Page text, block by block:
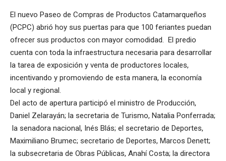
El nuevo Paseo de Compras de Productos Catamarqueños
(PCPC) abrió hoy sus puertas para que 100 feriantes puedan
ofrecer sus productos con mayor comodidad. El predio
cuenta con toda la infraestructura necesaria para desarrollar
la tarea de exposición y venta de productores locales,
incentivando y promoviendo de esta manera, la economía
local y regional.
Del acto de apertura participó el ministro de Producción,
Daniel Zelarayán; la secretaria de Turismo, Natalia Ponferrada;
la senadora nacional, Inés Blás; el secretario de Deportes,
Maximiliano Brumec; secretario de Deportes, Marcos Denett;
la subsecretaria de Obras Públicas, Anahí Costa; la directora